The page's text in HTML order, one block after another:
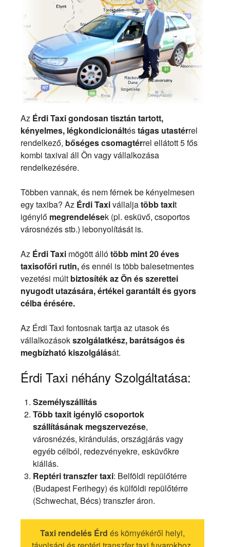
Az Érdi Taxi gondosan tisztán tartott,
kényelmes, légkondicionáltéstágas utastérrel
rendelkező, bőséges csomagtérrel ellátott 5 fős
kombi taxival áll Ön vagy vállalkozása
rendelkezésére.
Többen vannak, és nem férnek be kényelmesen
egy taxiba? Az Érdi Taxivállaljatöbb taxit
igénylő megrendelések (pl. esküvő, csoportos
városnézés stb.) lebonyolítását is.
Az Érdi Taxi mögött állótöbb mint 20 éves
taxisofőri rutin,és ennél is több balesetmentes
vezetési múlt biztosíték az Ön és szerettei
nyugodt utazására, értékei garantált és gyors
célba érésére.
Az Érdi Taxi fontosnak tartja az utasok és
vállalkozásokszolgálatkész, barátságos és
megbízható kiszolgálását.
Érdi Taxi néhány Szolgáltatása:
Személyszállítás
Több taxit igénylő csoportok
szállításának megszervezése,
városnézés, kirándulás, országjárás vagy
egyéb célból, redezvényekre, esküvőkre
kiállás.
Reptéri transzfer taxi: Belföldi repülőtérre
(Budapest Ferihegy) és külföldi repülőtérre
(Schwechat, Bécs) transzfer áron.
Taxi rendelés Érd és környékéről helyi,